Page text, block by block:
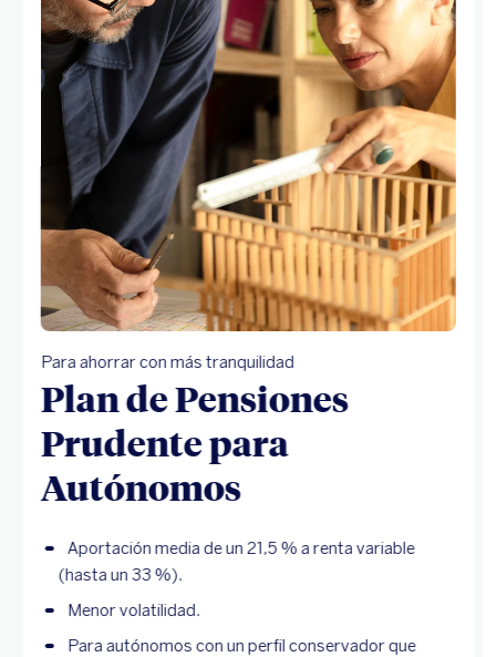
Para ahorrar con más tranquilidad
Plan de Pensiones
Prudente para
Autónomos
Aportación media de un 21,5 % a renta variable
(hasta un 33 %).
Menor volatilidad.
Para autónomos con un perfil conservador que